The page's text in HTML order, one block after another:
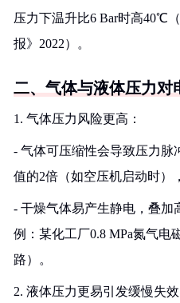
压力下温升比6 Bar时高40℃
报》2022）。
二、气体与液体压力对
1. 气体压力风险更高：
- 气体可压缩性会导致压力脉
值的2倍（如空压机启动时）
- 干燥气体易产生静电，叠加
例：某化工厂0.8 MPa氮气电
路）。
2. 液体压力更易引发缓慢失效